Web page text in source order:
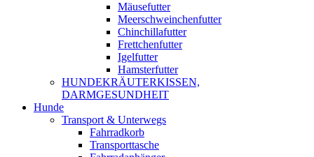
Mäusefutter
Meerschweinchenfutter
Chinchillafutter
Frettchenfutter
Igelfutter
Hamsterfutter
HUNDEKRÄUTERKISSEN,
DARMGESUNDHEIT
Hunde
Transport & Unterwegs
Fahrradkorb
Transporttasche